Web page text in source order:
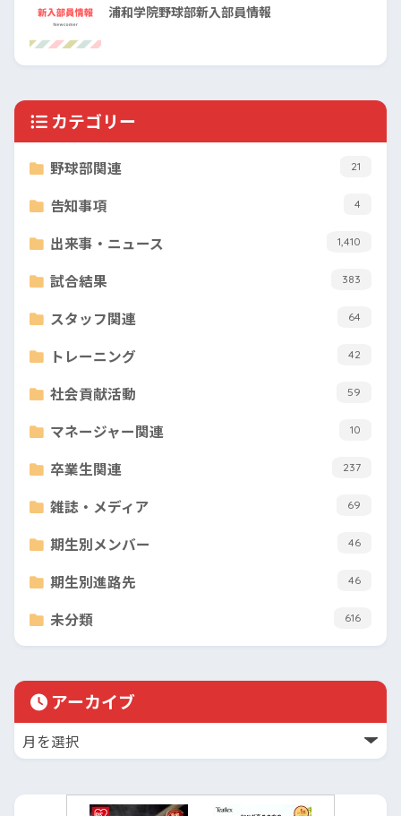
浦和学院野球部新入部員情報
カテゴリー
野球部関連 21
告知事項 4
出来事・ニュース 1,410
試合結果 383
スタッフ関連 64
トレーニング 42
社会貢献活動 59
マネージャー関連 10
卒業生関連 237
雑誌・メディア 69
期生別メンバー 46
期生別進路先 46
未分類 616
アーカイブ